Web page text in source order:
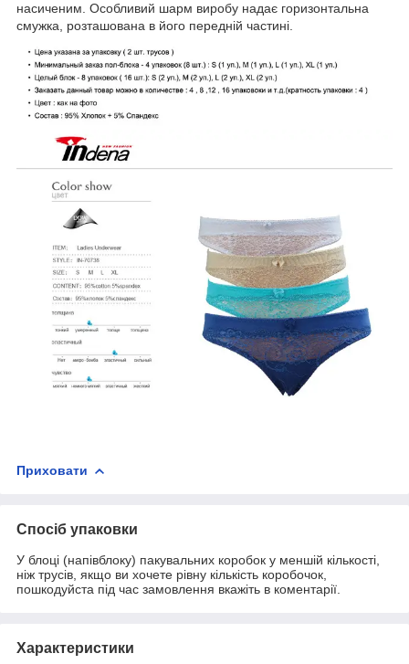
насиченим. Особливий шарм виробу надає горизонтальна
смужка, розташована в його передній частині.
Приховати
Спосіб упаковки
У блоці (напівблоку) пакувальних коробок у меншій кількості,
ніж трусів, якщо ви хочете рівну кількість коробочок,
пошкодуйста під час замовлення вкажіть в коментарії.
Характеристики